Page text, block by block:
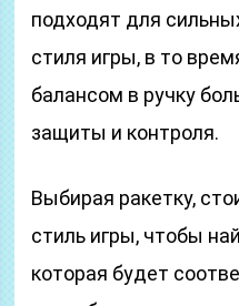
подходят для
стиля игры, в то
балансом в ручку
защиты и контроля.
Выбирая ракетку,
стиль игры, чтобы
которая будет